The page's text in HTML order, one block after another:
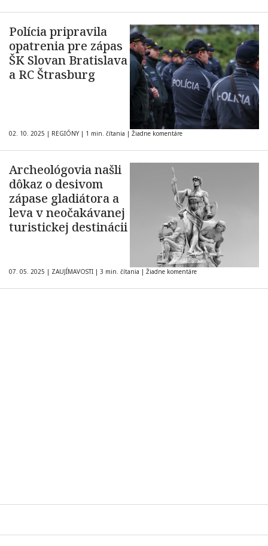
Polícia pripravila
opatrenia pre zápas
ŠK Slovan Bratislava
a RC Štrasburg
02. 10. 2025 | REGIÓNY | 1 min. čítania | Žiadne komentáre
Archeológovia našli
dôkaz o desivom
zápase gladiátora a
leva v neočakávanej
turistickej destinácii
07. 05. 2025 | ZAUJÍMAVOSTI | 3 min. čítania | Žiadne komentáre